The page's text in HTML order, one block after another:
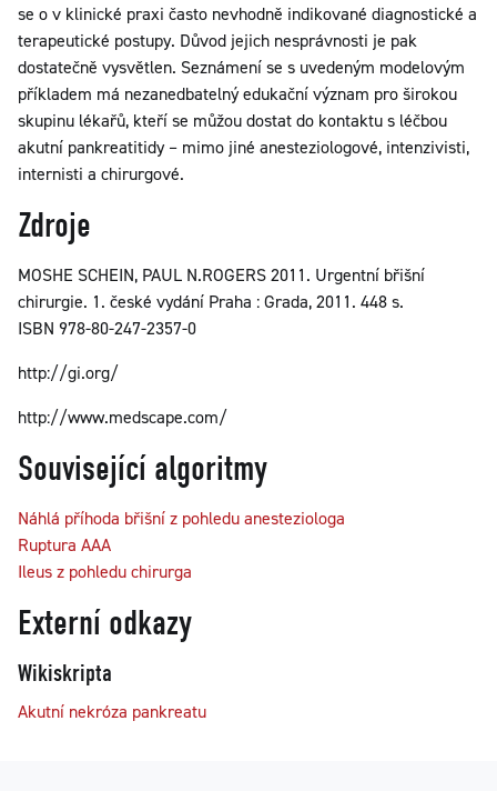
se o v klinické praxi často nevhodně indikované diagnostické a
terapeutické postupy. Důvod jejich nesprávnosti je pak
dostatečně vysvětlen. Seznámení se s uvedeným modelovým
příkladem má nezanedbatelný edukační význam pro širokou
skupinu lékařů, kteří se můžou dostat do kontaktu s léčbou
akutní pankreatitidy – mimo jiné anesteziologové, intenzivisti,
internisti a chirurgové.
Zdroje
MOSHE SCHEIN, PAUL N.ROGERS 2011. Urgentní břišní
chirurgie. 1. české vydání Praha : Grada, 2011. 448 s.
ISBN 978-80-247-2357-0
http://gi.org/
http://www.medscape.com/
Související algoritmy
Náhlá příhoda břišní z pohledu anesteziologa
Ruptura AAA
Ileus z pohledu chirurga
Externí odkazy
Wikiskripta
Akutní nekróza pankreatu